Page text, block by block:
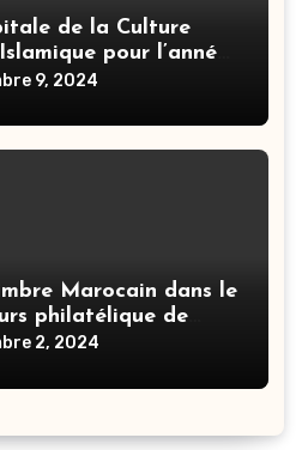
de la Culture
pour l’année
9, 2024
Marocain dans le
philatélique de
produit philatélique
2024.
2, 2024